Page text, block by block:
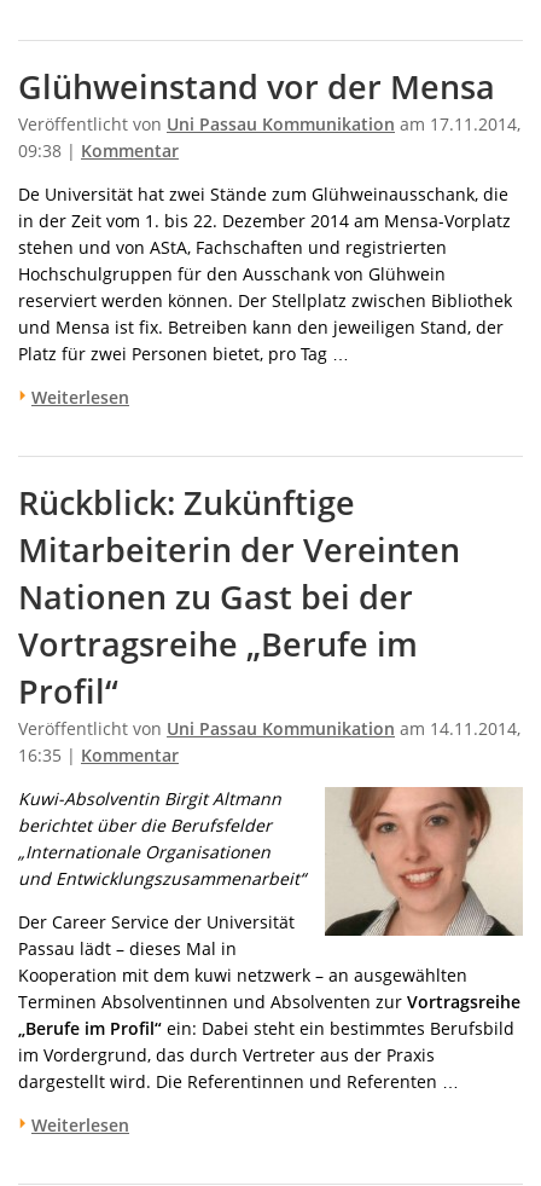
Glühweinstand vor der Mensa
Veröffentlicht von Uni Passau Kommunikation am 17.11.2014,
09:38 | Kommentar
De Universität hat zwei Stände zum Glühweinausschank, die
in der Zeit vom 1. bis 22. Dezember 2014 am Mensa-Vorplatz
stehen und von AStA, Fachschaften und registrierten
Hochschulgruppen für den Ausschank von Glühwein
reserviert werden können. Der Stellplatz zwischen Bibliothek
und Mensa ist fix. Betreiben kann den jeweiligen Stand, der
Platz für zwei Personen bietet, pro Tag …
Weiterlesen
Rückblick: Zukünftige
Mitarbeiterin der Vereinten
Nationen zu Gast bei der
Vortragsreihe „Berufe im
Profil“
Veröffentlicht von Uni Passau Kommunikation am 14.11.2014,
16:35 | Kommentar
Kuwi-Absolventin Birgit Altmann
berichtet über die Berufsfelder
„Internationale Organisationen
und Entwicklungszusammenarbeit“
Der Career Service der Universität
Passau lädt – dieses Mal in
Kooperation mit dem kuwi netzwerk – an ausgewählten
Terminen Absolventinnen und Absolventen zur Vortragsreihe
„Berufe im Profil“ ein: Dabei steht ein bestimmtes Berufsbild
im Vordergrund, das durch Vertreter aus der Praxis
dargestellt wird. Die Referentinnen und Referenten …
Weiterlesen